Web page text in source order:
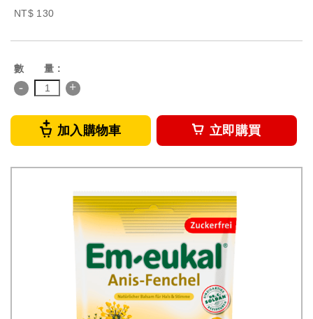
NT$ 130
數 量 :
- +
加入購物車 立即購買